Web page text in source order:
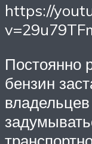
https://
Постоянно
бензин